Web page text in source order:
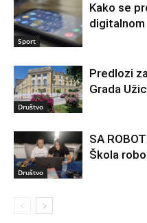
Sport
Kako se
digitalnom
Društvo
Predlozi
Grada
Društvo
SA
Škola